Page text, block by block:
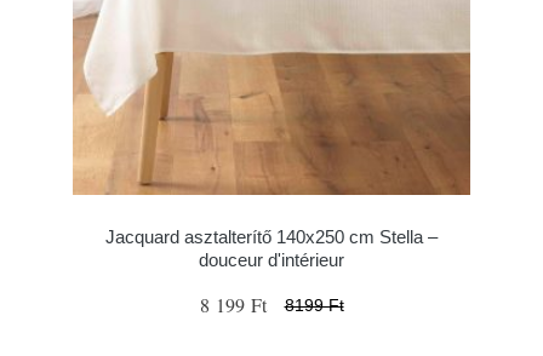
Jacquard asztalterítő 140x250 cm Stella –
douceur d'intérieur
8 199 Ft 8199 Ft